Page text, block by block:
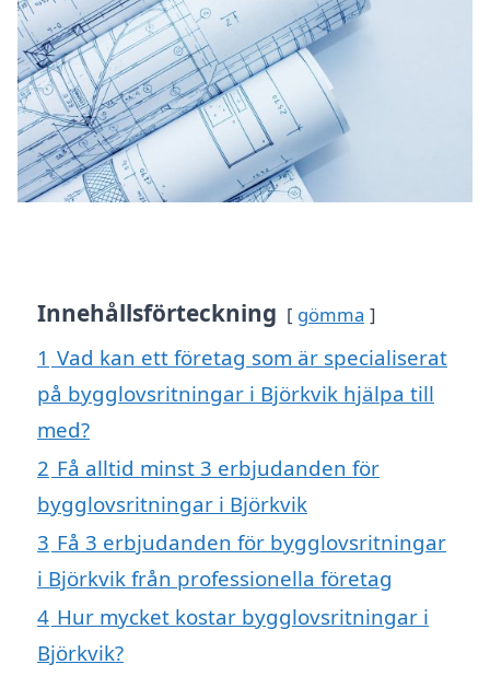
Innehållsförteckning gömma
1 Vad kan ett företag som är specialiserat
på bygglovsritningar i Björkvik hjälpa till
med?
2 Få alltid minst 3 erbjudanden för
bygglovsritningar i Björkvik
3 Få 3 erbjudanden för bygglovsritningar
i Björkvik från professionella företag
4 Hur mycket kostar bygglovsritningar i
Björkvik?